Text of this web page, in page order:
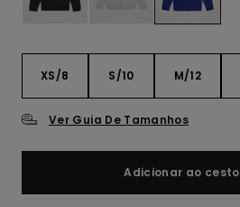
XS/8 S/10 M/12
Ver Guia De Tamanhos
Adicionar ao cesto